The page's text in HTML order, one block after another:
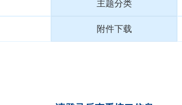
主题分类
附件下载